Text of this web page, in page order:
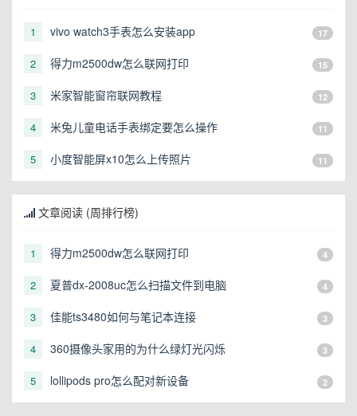
1 vivo watch3手表怎么安装app 17
2 得力m2500dw怎么联网打印 15
3 米家智能窗帘联网教程 12
4 米兔儿童电话手表绑定要怎么操作 11
5 小度智能屏x10怎么上传照片 11
文章阅读 (周排行榜)
1 得力m2500dw怎么联网打印 4
2 夏普dx-2008uc怎么扫描文件到电脑 4
3 佳能ts3480如何与笔记本连接 3
4 360摄像头家用的为什么绿灯光闪烁 3
5 lollipods pro怎么配对新设备 2